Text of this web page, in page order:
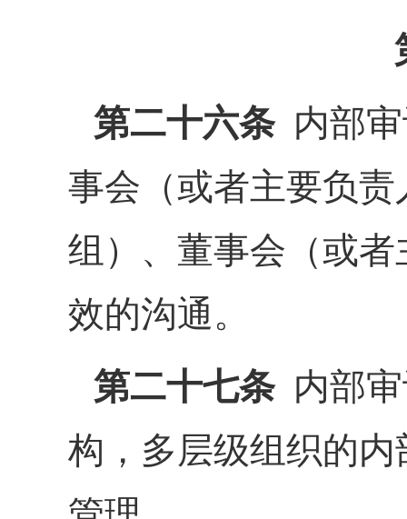
第二十六条内部审
事会（或者主要负
组）、董事会（或
效的沟通。
第二十七条内部审
构，多层级组织的